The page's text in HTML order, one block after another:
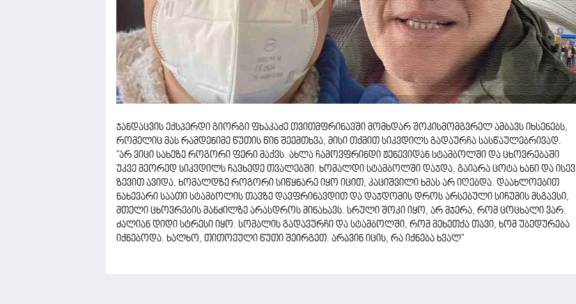
ჯანდაცვის ექსპერდი გიორგი ფხაკაძე თვითმფრინავში მომხდარ შოკისმომგვრელ ამბავს იხსენებს,
რომელიც მას რამდენიმე წუთის წინ შეემთხვა, მისი თქმით სიკვდილს გადაურჩა სასწაულებრივად.
"არ ვიცი სახეზე როგორი ფერი მაქვს. ახლა ჩამოვფრინდი ჟენევიდან სტამბოლში და ცხოვრებაში
უკვე მეორედ სიკვდილს ჩავხედე თვალებში. ხომალდი სტამბოლში დაჯდა, გაიარა ცოტა ხანი და ისევ
ზევით ავიდა. ხომალდზე როგორი სიწყნარე იყო იცით, კაციშვილი ხმას არ იღებდა. დაახლოებით
ნახევარი საათი სტამბოლის თავზე დავფრინავდით და დაჯდომის დროს არსებული სიჩუმის მსგავსი,
მთელი ცხოვრების მანძილზე არასდროს მინახავს. სრული შოკი იყო, არ მჯერა, რომ ცოცხალი ვარ.
ძალიან დიდი სტრესი იყო. სომალის გადავურჩი და სტამბოლში, რომ მეხეთქა თავი, ხომ უბედურება
იქნებოდა. ხალხო, თითოეული წუთი შეირგეთ. არავინ იცის, რა იქნება ხვალ"